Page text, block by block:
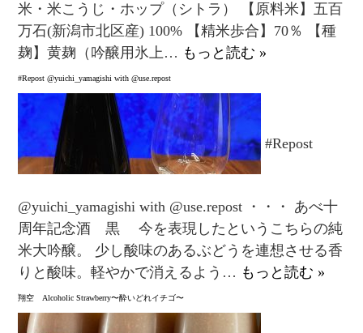
米・米こうじ・ホップ（シトラ） 【原料米】五百
万石(新潟市北区産) 100% 【精米歩合】70％ 【種
麹】黄麹（吟醸用氷上… もっと読む »
#Repost @yuichi_yamagishi with @use.repost
#Repost
@yuichi_yamagishi with @use.repost ・・・ あべ十
周年記念酒 黒 今を表現したというこちらの純
米大吟醸。 少し酸味のあるぶどうを連想させる香
りと酸味。軽やかで消えるよう… もっと読む »
翔空 Alcoholic Strawberry〜酔いどれイチゴ〜